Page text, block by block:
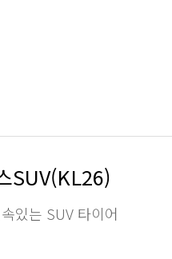
SUV(KL26)
있는 SUV 타이어